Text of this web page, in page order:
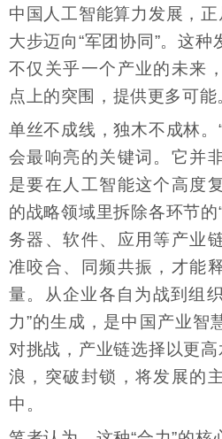
中国人工智能算力发展，正
大步迈向“军团协同”。这种
不仅关乎一个产业的未来
点上的突围，提供更多可能
单丝不成线，独木不成林。
会最响亮的关键词。它并
是要在人工智能这个高度
的战略领域里拆除各环节的
务器、软件、应用等产业
准咬合、同频共振，才能
量。从企业各自为战到组
力”的生成，是中国产业智
对挑战，产业链选择以更高
浪，突破封锁，将发展的
中。